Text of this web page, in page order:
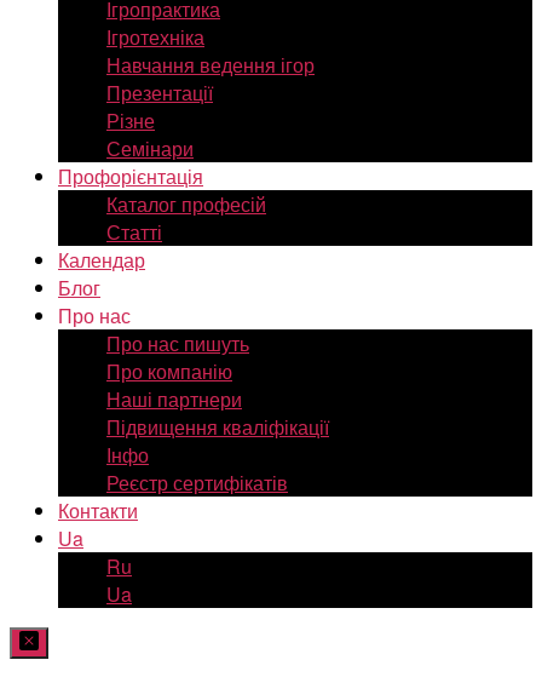
Ігропрактика
Ігротехніка
Навчання ведення ігор
Презентації
Різне
Семінари
Профорієнтація
Каталог професій
Статті
Календар
Блог
Про нас
Про нас пишуть
Про компанію
Наші партнери
Підвищення кваліфікації
Інфо
Реєстр сертифікатів
Контакти
Ua
Ru
Ua